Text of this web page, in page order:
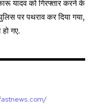
11,243
यादव को गिरफ्तार करने के
पर पथराव कर दिया गया,
गए.